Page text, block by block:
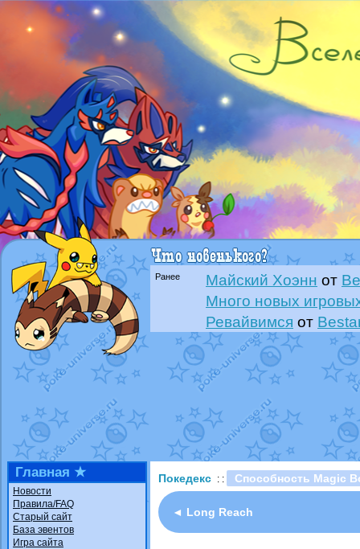
Ранее Майский Хоэнн от
Много новых
Ревайвимся от
Всё, трындец
Технические
доброе утро славяне
Йолда и Мимикью
от
Недовольный
The Dark Wishmaker
шадоу спиритомбот
траббишот
Raging Bolt
Shadow mismagius
Главная ★
Новости
Правила/FAQ
Старый сайт
База эвентов
Игра сайта
Покедекс : : Способность Magic
◄ Long Reach